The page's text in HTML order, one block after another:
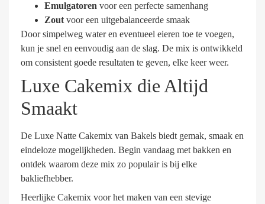
Emulgatoren voor een perfecte samenhang
Zout voor een uitgebalanceerde smaak
Door simpelweg water en eventueel eieren toe te voegen,
kun je snel en eenvoudig aan de slag. De mix is ontwikkeld
om consistent goede resultaten te geven, elke keer weer.
Luxe Cakemix die Altijd
Smaakt
De Luxe Natte Cakemix van Bakels biedt gemak, smaak en
eindeloze mogelijkheden. Begin vandaag met bakken en
ontdek waarom deze mix zo populair is bij elke
bakliefhebber.
Heerlijke Cakemix voor het maken van een stevige